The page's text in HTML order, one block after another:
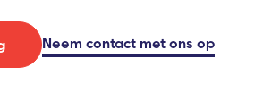
Neem contact met ons op